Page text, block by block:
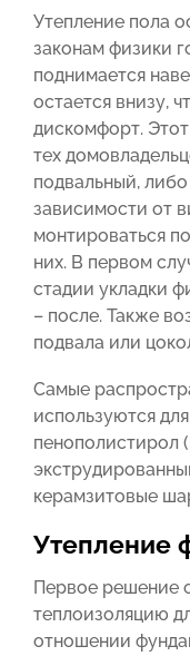
Утепление пола
законам физики
поднимается
остается внизу,
дискомфорт.
тех
подвальный,
зависимости от
монтироваться
них. В первом
стадии укладки
– после. Также
подвала или
Самые
используются
пенополистирол
керамзитовые
Утепление
Первое решение
теплоизоляцию
отношении